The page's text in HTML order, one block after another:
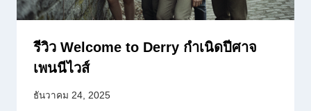
รีวิว Welcome to Derry กำเนิดปีศาจ
เพนนีไวส์
ธันวาคม 24, 2025